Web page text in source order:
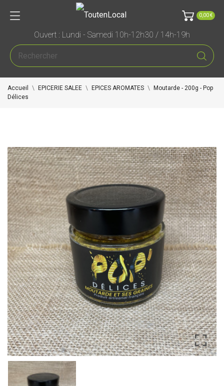
0,00 €
Ouvert : Lundi - Samedi 10h-12h30 / 14h-19h
Accueil EPICERIE SALEE EPICES AROMATES
Moutarde - 200g - Pop
Délices